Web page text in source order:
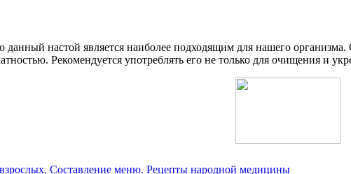
данный настой является наиболее подходящим для нашего
Рекомендуется употреблять его не только для очищения и
Составление меню. Рецепты народной медицины